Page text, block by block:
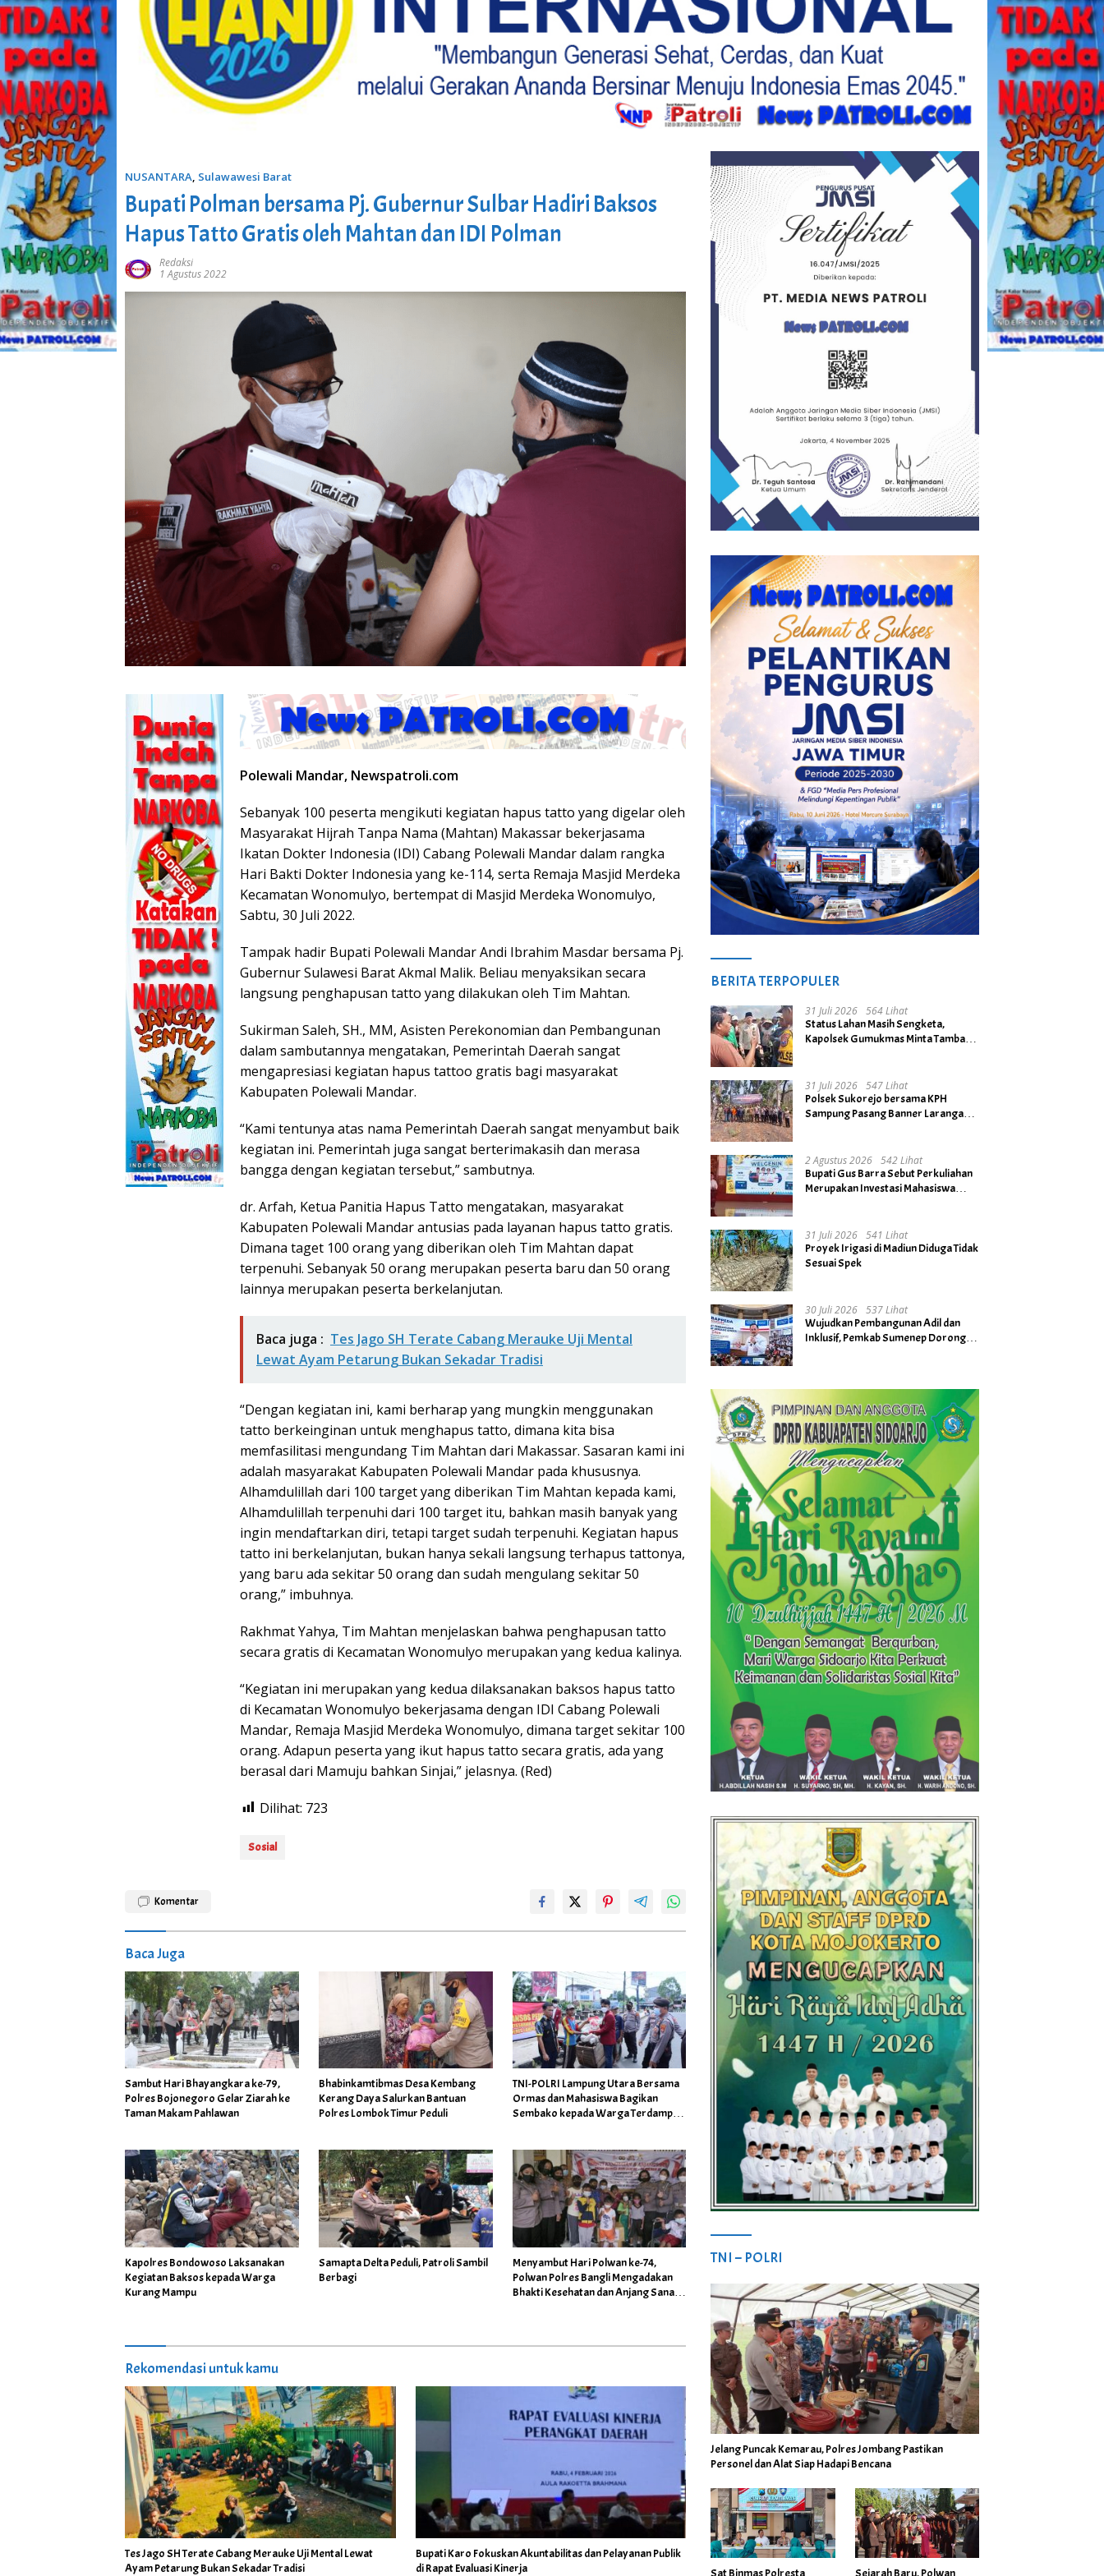
NUSANTARA, Sulawawesi Barat
Bupati Polman bersama Pj. Gubernur Sulbar Hadiri Baksos
Hapus Tatto Gratis oleh Mahtan dan IDI Polman
Redaksi
1 Agustus 2022
Polewali Mandar, Newspatroli.com
Sebanyak 100 peserta mengikuti kegiatan hapus tatto yang digelar oleh
Masyarakat Hijrah Tanpa Nama (Mahtan) Makassar bekerjasama
Ikatan Dokter Indonesia (IDI) Cabang Polewali Mandar dalam rangka
Hari Bakti Dokter Indonesia yang ke-114, serta Remaja Masjid Merdeka
Kecamatan Wonomulyo, bertempat di Masjid Merdeka Wonomulyo,
Sabtu, 30 Juli 2022.
Tampak hadir Bupati Polewali Mandar Andi Ibrahim Masdar bersama Pj.
Gubernur Sulawesi Barat Akmal Malik. Beliau menyaksikan secara
langsung penghapusan tatto yang dilakukan oleh Tim Mahtan.
Sukirman Saleh, SH., MM, Asisten Perekonomian dan Pembangunan
dalam sambutannya mengatakan, Pemerintah Daerah sangat
mengapresiasi kegiatan hapus tattoo gratis bagi masyarakat
Kabupaten Polewali Mandar.
“Kami tentunya atas nama Pemerintah Daerah sangat menyambut baik
kegiatan ini. Pemerintah juga sangat berterimakasih dan merasa
bangga dengan kegiatan tersebut,” sambutnya.
dr. Arfah, Ketua Panitia Hapus Tatto mengatakan, masyarakat
Kabupaten Polewali Mandar antusias pada layanan hapus tatto gratis.
Dimana taget 100 orang yang diberikan oleh Tim Mahtan dapat
terpenuhi. Sebanyak 50 orang merupakan peserta baru dan 50 orang
lainnya merupakan peserta berkelanjutan.
Baca juga : Tes Jago SH Terate Cabang Merauke Uji Mental
Lewat Ayam Petarung Bukan Sekadar Tradisi
“Dengan kegiatan ini, kami berharap yang mungkin menggunakan
tatto berkeinginan untuk menghapus tatto, dimana kita bisa
memfasilitasi mengundang Tim Mahtan dari Makassar. Sasaran kami ini
adalah masyarakat Kabupaten Polewali Mandar pada khususnya.
Alhamdulillah dari 100 target yang diberikan Tim Mahtan kepada kami,
Alhamdulillah terpenuhi dari 100 target itu, bahkan masih banyak yang
ingin mendaftarkan diri, tetapi target sudah terpenuhi. Kegiatan hapus
tatto ini berkelanjutan, bukan hanya sekali langsung terhapus tattonya,
yang baru ada sekitar 50 orang dan sudah mengulang sekitar 50
orang,” imbuhnya.
Rakhmat Yahya, Tim Mahtan menjelaskan bahwa penghapusan tatto
secara gratis di Kecamatan Wonomulyo merupakan yang kedua kalinya.
“Kegiatan ini merupakan yang kedua dilaksanakan baksos hapus tatto
di Kecamatan Wonomulyo bekerjasama dengan IDI Cabang Polewali
Mandar, Remaja Masjid Merdeka Wonomulyo, dimana target sekitar 100
orang. Adapun peserta yang ikut hapus tatto secara gratis, ada yang
berasal dari Mamuju bahkan Sinjai,” jelasnya. (Red)
Dilihat: 723
Sosial
Komentar
Baca Juga
Sambut Hari Bhayangkara ke-79,
Polres Bojonegoro Gelar Ziarah ke
Taman Makam Pahlawan
Bhabinkamtibmas Desa Kembang
Kerang Daya Salurkan Bantuan
Polres Lombok Timur Peduli
TNI-POLRI Lampung Utara Bersama
Ormas dan Mahasiswa Bagikan
Sembako kepada Warga Terdampak
Kapolres Bondowoso Laksanakan
Kegiatan Baksos kepada Warga
Kurang Mampu
Samapta Delta Peduli, Patroli Sambil
Berbagi
Menyambut Hari Polwan ke-74,
Polwan Polres Bangli Mengadakan
Bhakti Kesehatan dan Anjang Sana di
Rekomendasi untuk kamu
Tes Jago SH Terate Cabang Merauke Uji Mental Lewat
Ayam Petarung Bukan Sekadar Tradisi
Bupati Karo Fokuskan Akuntabilitas dan Pelayanan Publik
di Rapat Evaluasi Kinerja
BERITA TERPOPULER
31 Juli 2026
564 Lihat
Status Lahan Masih Sengketa,
Kapolsek Gumukmas Minta Tambang
31 Juli 2026
547 Lihat
Polsek Sukorejo bersama KPH
Sampung Pasang Banner Larangan
2 Agustus 2026
542 Lihat
Bupati Gus Barra Sebut Perkuliahan
Merupakan Investasi Mahasiswa
31 Juli 2026
541 Lihat
Proyek Irigasi di Madiun Diduga Tidak
Sesuai Spek
30 Juli 2026
537 Lihat
Wujudkan Pembangunan Adil dan
Inklusif, Pemkab Sumenep Dorong
TNI – POLRI
Jelang Puncak Kemarau, Polres Jombang Pastikan
Personel dan Alat Siap Hadapi Bencana
Sat Binmas Polresta Sejarah Baru, Polwan